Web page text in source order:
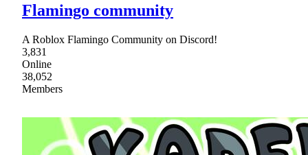
Flamingo community
A Roblox Flamingo Community on Discord!
3,831
Online
38,052
Members